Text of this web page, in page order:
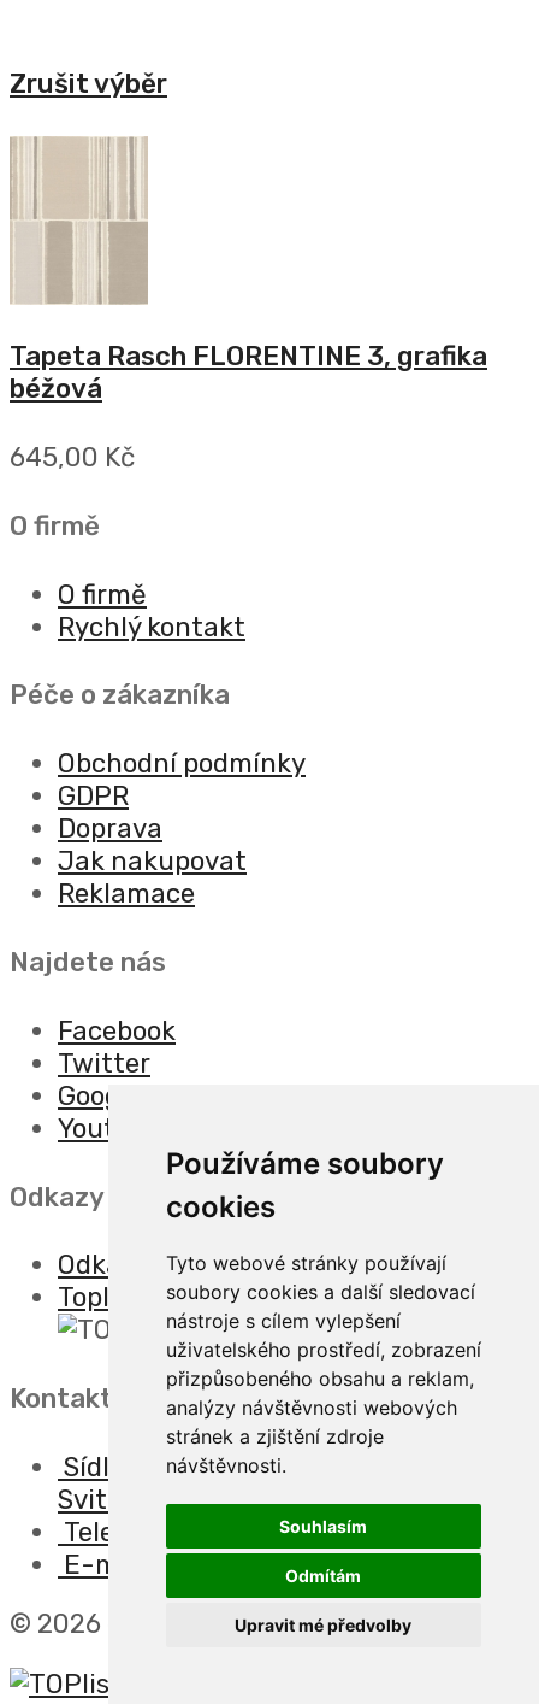
Používáme soubory
cookies
Tyto webové stránky používají
soubory cookies a další sledovací
nástroje s cílem vylepšení
uživatelského prostředí, zobrazení
přizpůsobeného obsahu a reklam,
analýzy návštěvnosti webových
stránek a zjištění zdroje
návštěvnosti.
Souhlasím
Odmítám
Upravit mé předvolby
Zrušit výběr
Tapeta Rasch FLORENTINE 3, grafika
béžová
645,00 Kč
O firmě
O firmě
Rychlý kontakt
Péče o zákazníka
Obchodní podmínky
GDPR
Doprava
Jak nakupovat
Reklamace
Najdete nás
Facebook
Twitter
Google
Youtube
Odkazy
Odkazy
Toplist
Kontakt
Sídlo firmy: Boženy Němcové 739/1,
Svitavy 568 02, CZ
Telefon: +420 608 449 590
E-mail: info@e-color.cz
© 2026 e-color.cz